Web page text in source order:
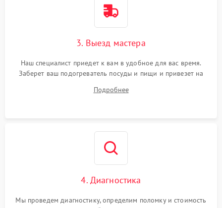
3. Выезд мастера
Наш специалист приедет к вам в удобное для вас время.
Заберет ваш подогреватель посуды и пищи и привезет на
Подробнее
4. Диагностика
Мы проведем диагностику, определим поломку и стоимость